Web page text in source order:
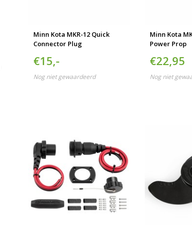
Minn Kota MKR-12 Quick
Connector Plug
€15,-
Nog niet gewaardeerd
Minn Kota
Power Prop
€22,95
Nog niet